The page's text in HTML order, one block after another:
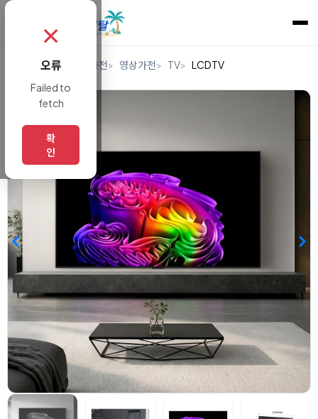
렌탈 디지털/가전 영상가전 TV LCDTV
✗
오류
Failed to
fetch
확
인